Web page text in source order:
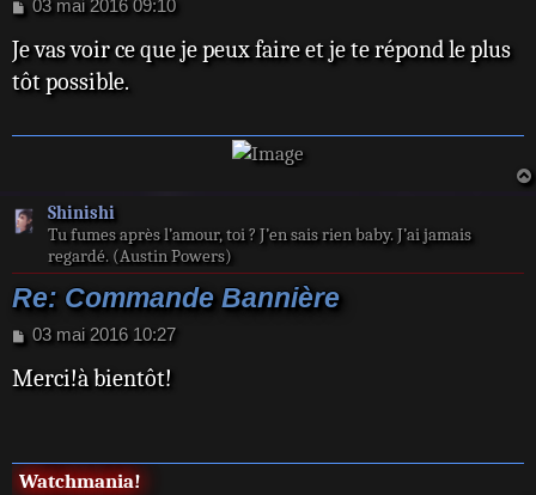
M
s
s
a
e
03 mai 2016 09:10
Je vas voir ce que je peux faire et je te répond le plus
tôt possible.
Shinishi
Tu fumes après l’amour, toi ? J’en sais rien baby. J’ai jamais
regardé. (Austin Powers)
Re: Commande Bannière
M
s
e
03 mai 2016 10:27
Merci!à bientôt!
Watchmania!